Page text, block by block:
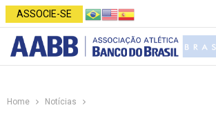
ASSOCIE-SE
Home Notícias